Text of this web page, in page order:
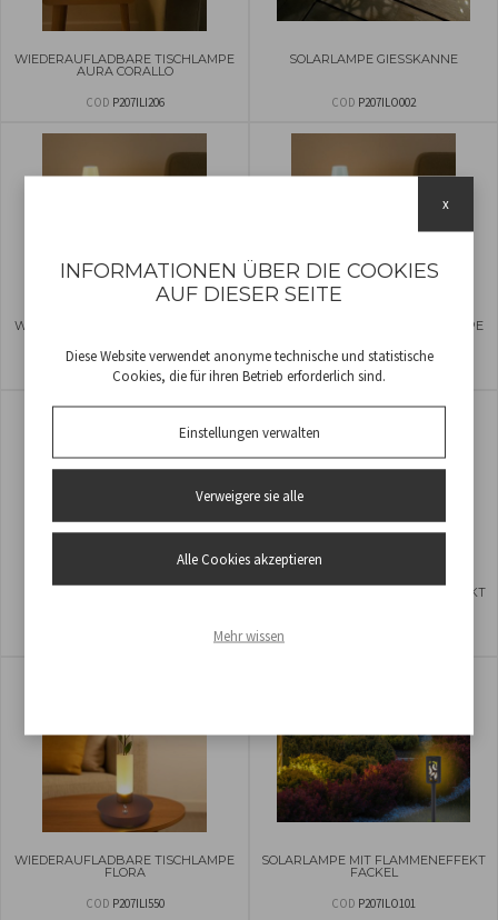
WIEDERAUFLADBARE TISCHLAMPE
AURA CORALLO
COD P207ILI206
SOLARLAMPE GIESSKANNE
COD P207ILO002
WIEDERAUFLADBARE TISCHLAMPE
P207ILI207
WIEDERAUFLADBARE TISCHLAMPE
COD P207ILI208
SOLARLAMPE MIT FLAMMENEFFEKT
WIEDERAUFLADBARE TISCHLAMPE
FLORA
COD P207ILI550
SOLARLAMPE MIT FLAMMENEFFEKT
FACKEL
COD P207ILO101
INFORMATIONEN ÜBER DIE COOKIES
AUF DIESER SEITE
Diese Website verwendet anonyme technische und statistische
Cookies, die für ihren Betrieb erforderlich sind.
Einstellungen verwalten
Verweigere sie alle
Alle Cookies akzeptieren
Mehr wissen
x